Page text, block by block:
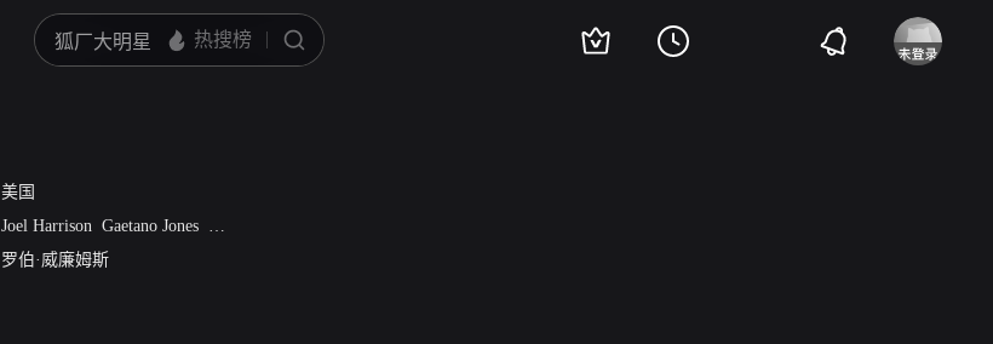
美国
Joel Harrison Gaetano Jones Derek Long
罗伯·威廉姆斯